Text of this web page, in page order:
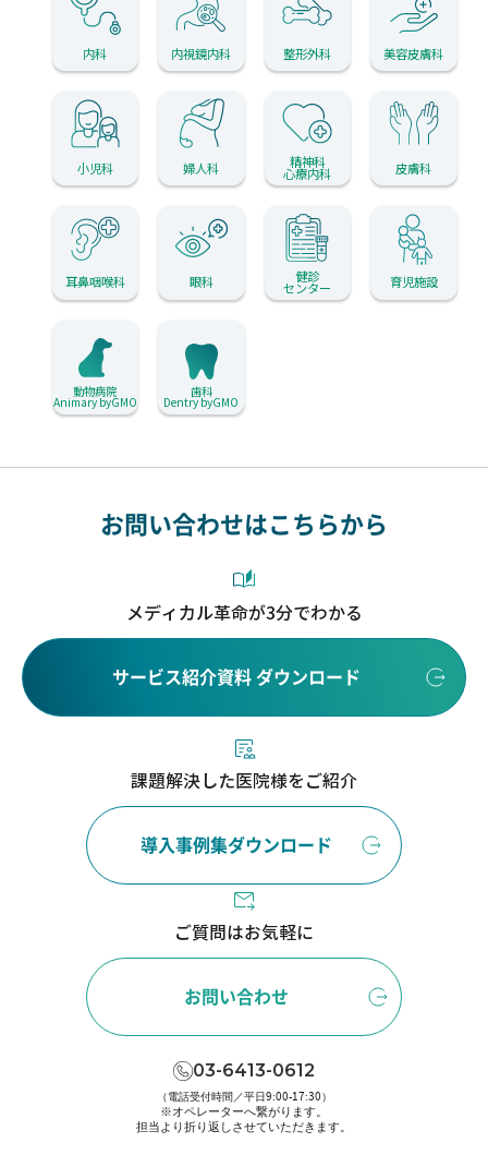
内科 内視鏡内科 整形外科 美容皮膚科
小児科 婦人科 精神科
心療内科 皮膚科
耳鼻咽喉科 眼科 健診
センター 育児施設
動物病院
Animary byGMO
歯科
Dentry byGMO
お問い合わせはこちらから
メディカル革命が3分でわかる
サービス紹介資料 ダウンロード
課題解決した医院様をご紹介
導入事例集ダウンロード
ご質問はお気軽に
お問い合わせ
03-6413-0612
（電話受付時間／平日9:00-17:30）
※オペレーターへ繋がります。
担当より折り返しさせていただきます。